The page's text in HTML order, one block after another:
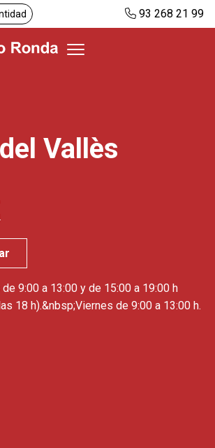
93 268 21 99
Vallès
9:00 a 13:00 y de 15:00 a 19:00 h
18 h).&nbsp;Viernes de 9:00 a 13:00 h.